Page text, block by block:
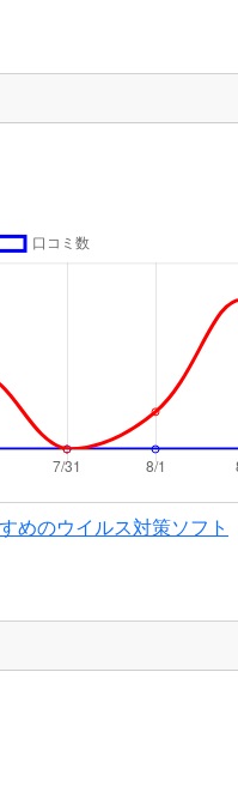
めのウイルス対策ソフト